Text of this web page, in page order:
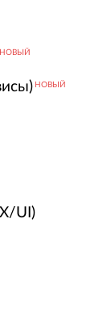
НОВЫЙ
НОВЫЙ
UI)